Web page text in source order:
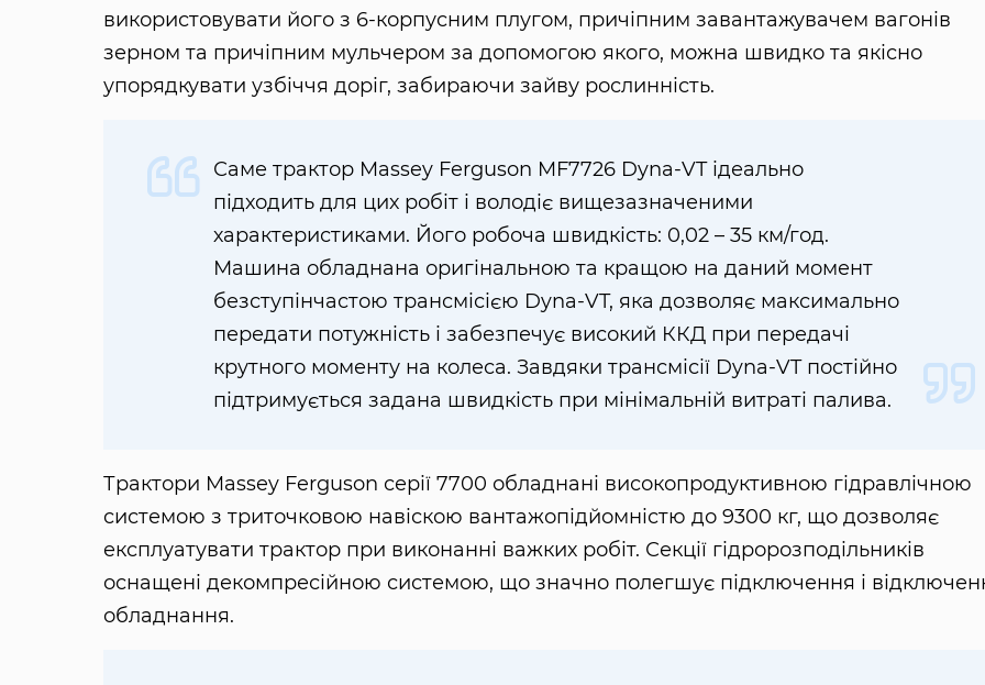
використовувати його з 6-корпусним плугом, причіпним завантажувачем вагонів
зерном та причіпним мульчером за допомогою якого, можна швидко та якісно
упорядкувати узбіччя доріг, забираючи зайву рослинність.
Саме трактор Massey Ferguson MF7726 Dyna-VT ідеально
підходить для цих робіт і володіє вищезазначеними
характеристиками. Його робоча швидкість: 0,02 – 35 км/год.
Машина обладнана оригінальною та кращою на даний момент
безступінчастою трансмісією Dyna-VT, яка дозволяє максимально
передати потужність і забезпечує високий ККД при передачі
крутного моменту на колеса. Завдяки трансмісії Dyna-VT постійно
підтримується задана швидкість при мінімальній витраті палива.
Трактори Massey Ferguson серії 7700 обладнані високопродуктивною гідравлічною
системою з триточковою навіскою вантажопідйомністю до 9300 кг, що дозволяє
експлуатувати трактор при виконанні важких робіт. Секції гідророзподільників
оснащені декомпресійною системою, що значно полегшує підключення і
обладнання.